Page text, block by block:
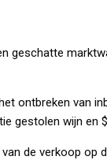
geschatte
ontbreken van
gestolen wijn en
de verkoop op